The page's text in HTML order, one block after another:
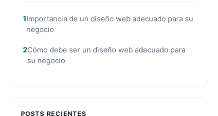
Importancia de un diseño web adecuado para su
negocio
Cómo debe ser un diseño web adecuado para
su negocio
POSTS RECIENTES